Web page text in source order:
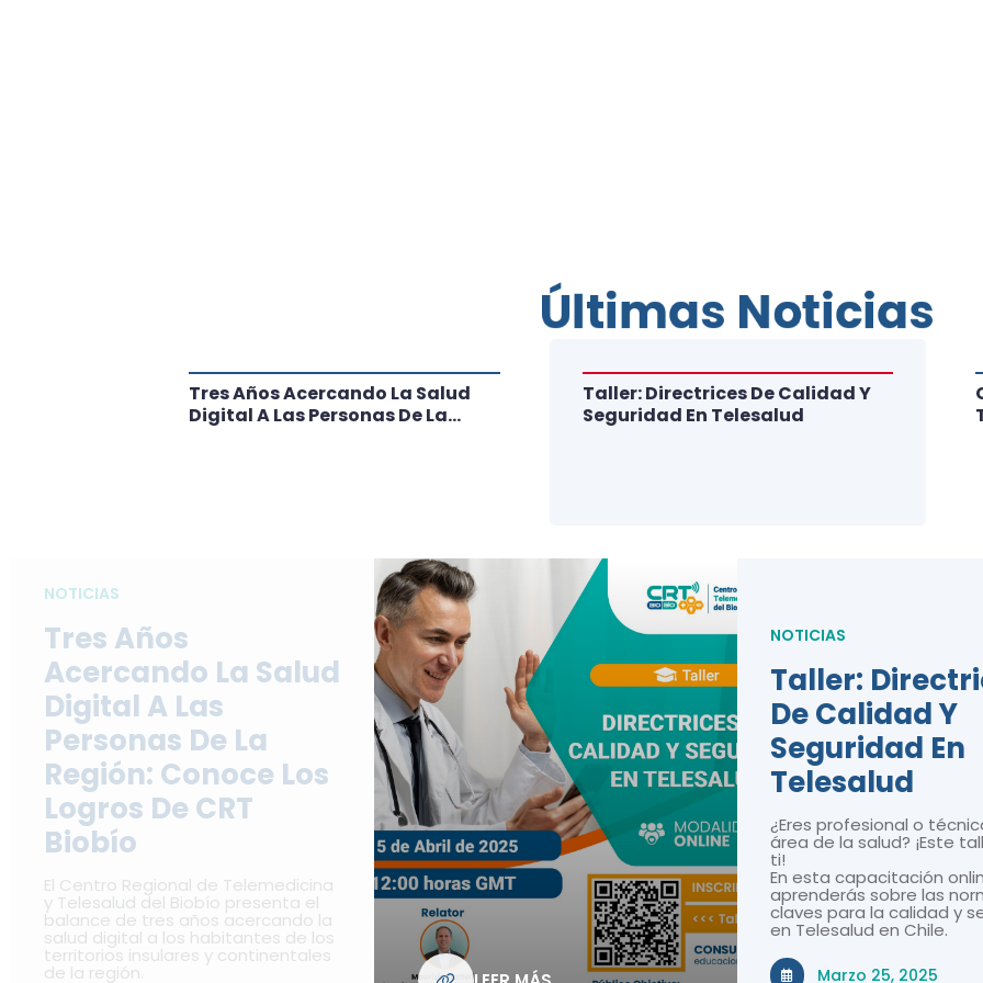
NOTICIAS
Tres Años
Acercando La Salud
Digital A Las
Personas De La
Región: Conoce Los
Logros De CRT
Biobío
El Centro Regional de Telemedicina
y Telesalud del Biobío presenta el
balance de tres años acercando la
salud digital a los habitantes de los
territorios insulares y continentales
de la región.
NOTICIAS
Taller:
De Calidad Y
Seguridad En
Telesalud
¿Eres profesional o
área de la salud? ¡Este
ti!
En esta capacitación
aprenderás sobre las
claves para la calidad y
en Telesalud en Chile.
Marzo 25, 2025
Tres Años Acercando La Salud
Digital A Las Personas De La
Taller: Directrices De Calidad Y
Seguridad En Telesalud
Últimas Noticias